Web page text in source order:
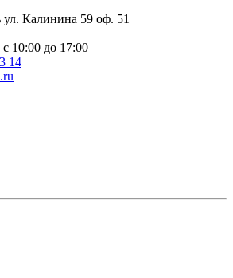
Калинина 59 оф. 51
10:00 до 17:00
14